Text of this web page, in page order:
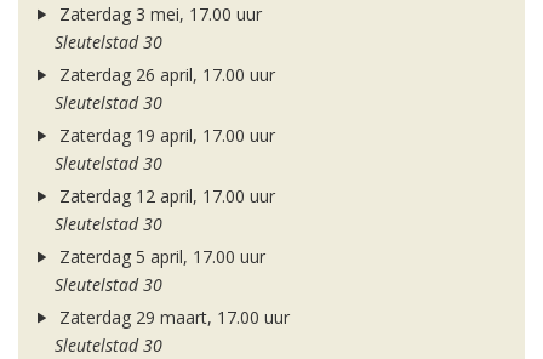
Zaterdag 3 mei, 17.00 uur
Sleutelstad 30
Zaterdag 26 april, 17.00 uur
Sleutelstad 30
Zaterdag 19 april, 17.00 uur
Sleutelstad 30
Zaterdag 12 april, 17.00 uur
Sleutelstad 30
Zaterdag 5 april, 17.00 uur
Sleutelstad 30
Zaterdag 29 maart, 17.00 uur
Sleutelstad 30